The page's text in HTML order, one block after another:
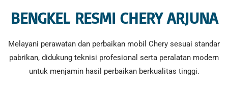
BENGKEL RESMI CHERY ARJUNA
Melayani perawatan dan perbaikan mobil Chery sesuai standar
pabrikan, didukung teknisi profesional serta peralatan modern
untuk menjamin hasil perbaikan berkualitas tinggi.